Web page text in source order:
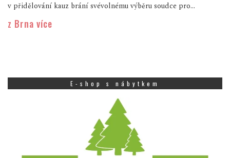
v přidělování kauz brání svévolnému výběru soudce pro...
z Brna více
E-shop s nábytkem